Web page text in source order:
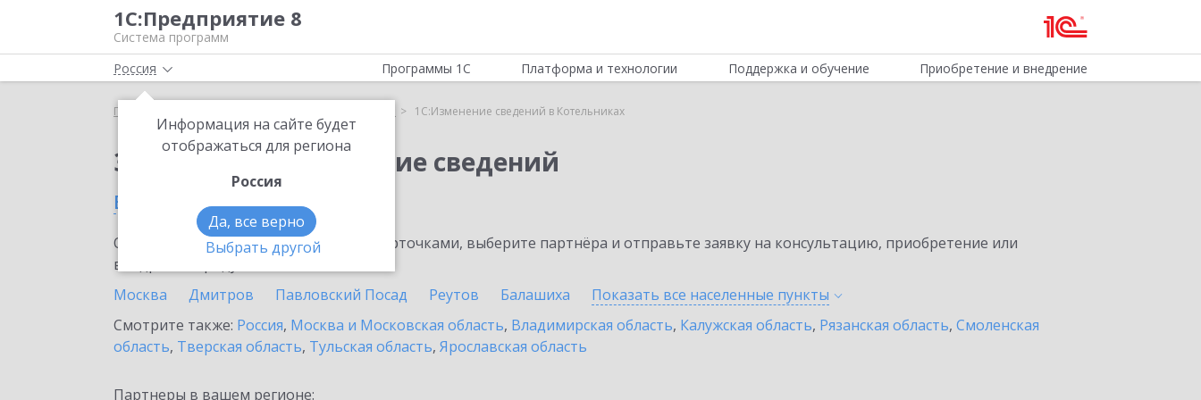
1С:Предприятие 8
Система программ
Россия
Информация на сайте будет
отображаться для региона
Россия
Да, все верно
Выбрать другой
Программы 1С Платформа и технологии Поддержка и обучение Приобретение и внедрение
Главная 1С:Изменение сведений в Котельниках
Заказать 1С:Изменение сведений
в Котельниках
Ознакомьтесь с информационными карточками, выберите партнёра и отправьте заявку на консультацию, приобретение или
внедрение продукта.
Москва
Дмитров Павловский Посад Реутов Балашиха Показать все населенные пункты
Смотрите также: Россия, Москва и Московская область, Владимирская область, Калужская область, Рязанская область, Смоленская
область, Тверская область, Тульская область, Ярославская область
Партнеры в вашем регионе: